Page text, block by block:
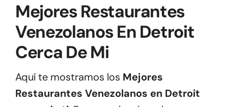
Mejores Restaurantes
Venezolanos En Detroit
Cerca De Mi
Aquí te mostramos los Mejores
Restaurantes Venezolanos en Detroit